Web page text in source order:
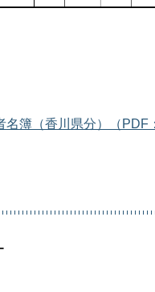
簿（香川県分）（PDF